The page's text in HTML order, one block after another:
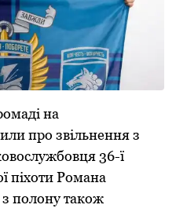
на
про звільнення з
36-ї
піхоти Романа
полону також